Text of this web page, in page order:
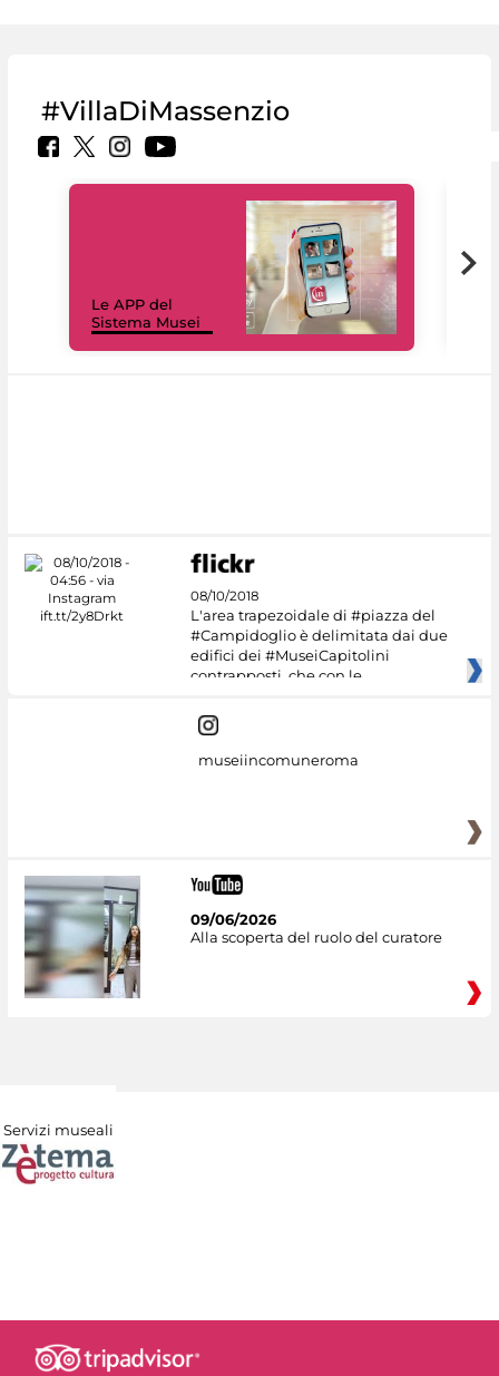
#VillaDiMassenzio
Le APP del
Sistema Musei
08/10/2018
L'area trapezoidale di #piazza del
#Campidoglio è delimitata dai due
edifici dei #MuseiCapitolini
contrapposti, che con le
museiincomuneroma
09/06/2026
Alla scoperta del ruolo del curatore
Servizi museali